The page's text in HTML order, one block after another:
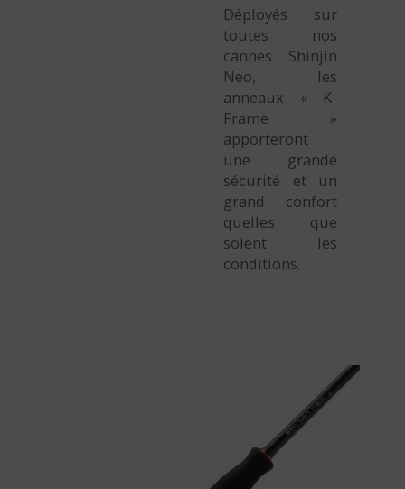
Déployés sur
toutes nos
cannes Shinjin
Neo, les
anneaux « K-
Frame »
apporteront
une grande
sécurité et un
grand confort
quelles que
soient les
conditions.